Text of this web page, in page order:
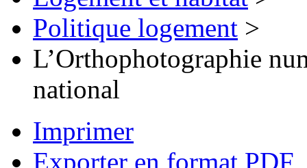
Politique logement >
L’Orthophotographie
national
Imprimer
Exporter en format PDF